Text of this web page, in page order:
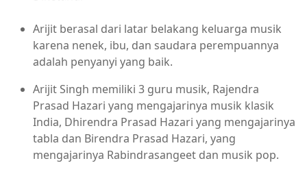
Arijit berasal dari latar belakang keluarga musik
karena nenek, ibu, dan saudara perempuannya
adalah penyanyi yang baik.
Arijit Singh memiliki 3 guru musik, Rajendra
Prasad Hazari yang mengajarinya musik klasik
India, Dhirendra Prasad Hazari yang mengajarinya
tabla dan Birendra Prasad Hazari, yang
mengajarinya Rabindrasangeet dan musik pop.